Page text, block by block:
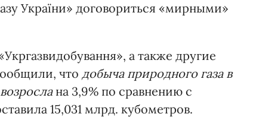
України» договориться «мирными»
а также другие
что добыча природного газа в
возрослана 3,9% по сравнению с
15,031 млрд. кубометров.